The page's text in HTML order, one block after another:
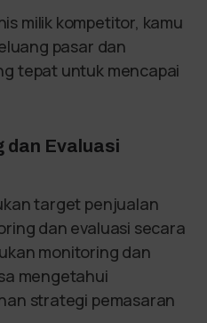
milik kompetitor, kamu
pasar dan
tepat untuk mencapai
dan Evaluasi
target penjualan
dan evaluasi secara
monitoring dan
mengetahui
strategi pemasaran